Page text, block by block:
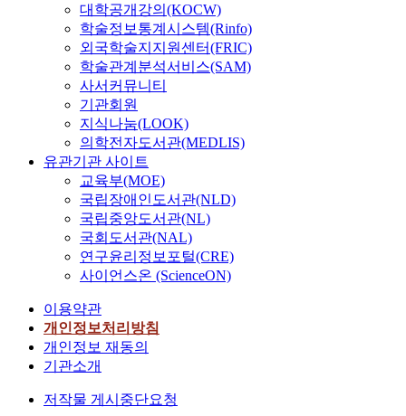
대학공개강의(KOCW)
학술정보통계시스템(Rinfo)
외국학술지지원센터(FRIC)
학술관계분석서비스(SAM)
사서커뮤니티
기관회원
지식나눔(LOOK)
의학전자도서관(MEDLIS)
유관기관 사이트
교육부(MOE)
국립장애인도서관(NLD)
국립중앙도서관(NL)
국회도서관(NAL)
연구윤리정보포털(CRE)
사이언스온 (ScienceON)
이용약관
개인정보처리방침
개인정보 재동의
기관소개
저작물 게시중단요청